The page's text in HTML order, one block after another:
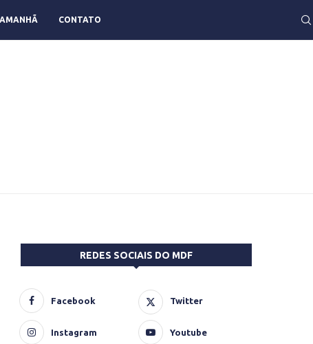
CONTATO
REDES SOCIAIS DO MDF
Facebook Twitter
Instagram Youtube